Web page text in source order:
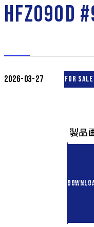
HFZ090D
2026-03-27 FOR SALE
製品